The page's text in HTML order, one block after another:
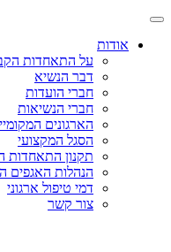
אודות
על התאחדות
דבר הנשיא
חברי הועדות
חברי הנשיאות
הארגונים
הסגל המקצועי
תקנון התאחדות
הנהלות האגפים
דמי טיפול ארגוני
צור קשר